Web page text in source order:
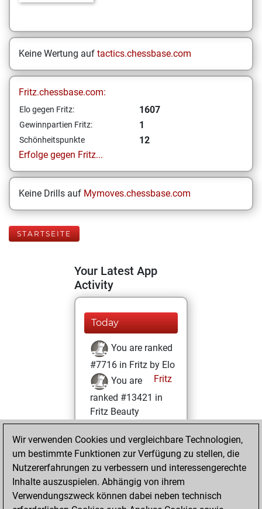
Keine Wertung auf tactics.chessbase.com
Fritz.chessbase.com:
Elo gegen Fritz: 1607
Gewinnpartien Fritz: 1
Schönheitspunkte
12
Erfolge gegen Fritz...
Keine Drills auf Mymoves.chessbase.com
STARTSEITE
Your Latest App
Activity
Today
You are ranked
#7716 in Fritz by Elo
Fritz
You are
ranked #13421 in
Fritz Beauty
Donnerstag,
Februar 4, 2021
You won
against Fritz
Fritz
Wir verwenden Cookies und vergleichbare Technologien,
um bestimmte Funktionen zur Verfügung zu stellen, die
Nutzererfahrungen zu verbessern und interessengerechte
Inhalte auszuspielen. Abhängig von ihrem
Verwendungszweck können dabei neben technisch